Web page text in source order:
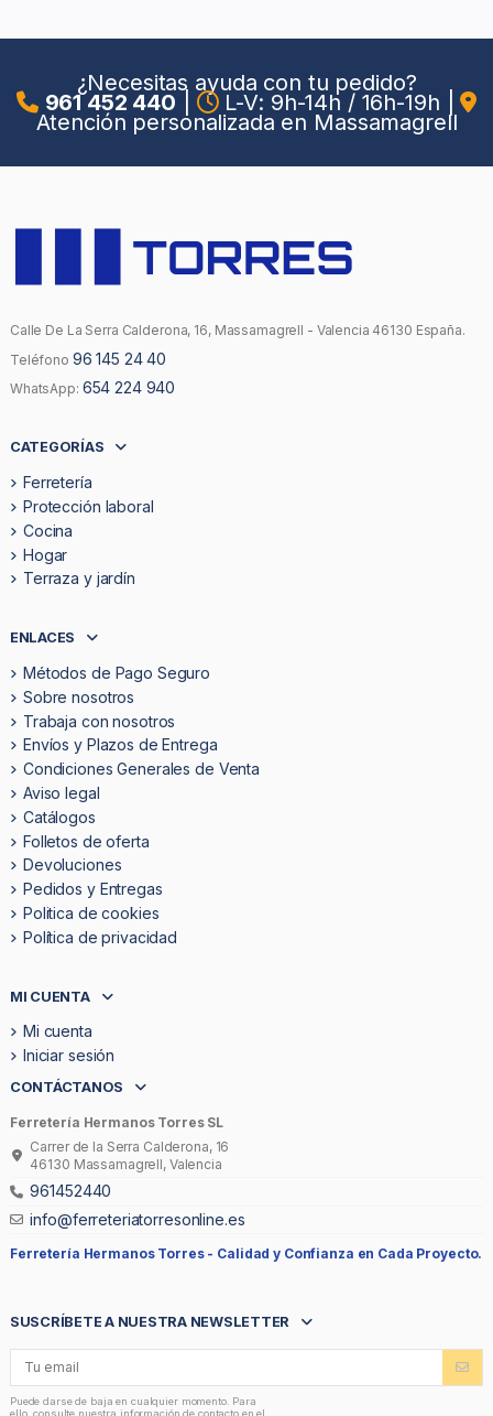
¿Necesitas ayuda con tu pedido?
961 452 440 L-V: 9h-14h / 16h-19h
Atención personalizada en Massamagrell
Calle De La Serra Calderona, 16, Massamagrell - Valencia 46130 España.
Teléfono 96 145 24 40
WhatsApp: 654 224 940
CATEGORÍAS
Ferretería
Protección laboral
Cocina
Hogar
Terraza y jardín
ENLACES
Métodos de Pago Seguro
Sobre nosotros
Trabaja con nosotros
Envíos y Plazos de Entrega
Condiciones Generales de Venta
Aviso legal
Catálogos
Folletos de oferta
Devoluciones
Pedidos y Entregas
Politica de cookies
Política de privacidad
MI CUENTA
Mi cuenta
Iniciar sesión
CONTÁCTANOS
Ferretería Hermanos Torres SL
Carrer de la Serra Calderona, 16
46130 Massamagrell, Valencia
961452440
info@ferreteriatorresonline.es
Ferretería Hermanos Torres - Calidad y Confianza en Cada Proyecto.
SUSCRÍBETE A NUESTRA NEWSLETTER
Puede darse de baja en cualquier momento. Para